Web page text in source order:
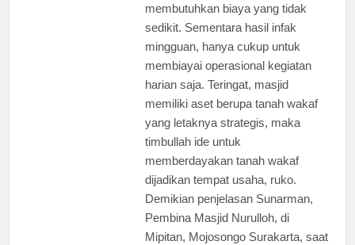
membutuhkan biaya yang tidak
sedikit. Sementara hasil infak
mingguan, hanya cukup untuk
membiayai operasional kegiatan
harian saja. Teringat, masjid
memiliki aset berupa tanah wakaf
yang letaknya strategis, maka
timbullah ide untuk
memberdayakan tanah wakaf
dijadikan tempat usaha, ruko.
Demikian penjelasan Sunarman,
Pembina Masjid Nurulloh, di
Mipitan, Mojosongo Surakarta, saat